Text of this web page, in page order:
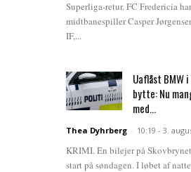
Superliga-retur. FC Fredericia
midtbanespiller Casper
IF,...
Uaflåst BMW
bytte: Nu
med...
Thea Dyhrberg - 10:19 - 3.
KRIMI. En bilejer på
start på søndagen. I løbet af